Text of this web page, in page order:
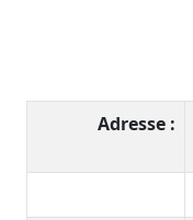
Adresse :